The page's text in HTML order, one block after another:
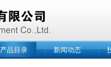
产品目录 新闻动态